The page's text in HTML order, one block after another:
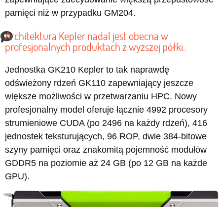
pamięci niż w przypadku GM204.
Architektura Kepler nadal jest obecna w
profesjonalnych produktach z wyższej półki.
Jednostka GK210 Kepler to tak naprawdę
odświeżony rdzeń GK110 zapewniający jeszcze
większe możliwości w przetwarzaniu HPC. Nowy
profesjonalny model oferuje łącznie 4992 procesory
strumieniowe CUDA (po 2496 na każdy rdzeń), 416
jednostek teksturujących, 96 ROP, dwie 384-bitowe
szyny pamięci oraz znakomitą pojemność modułów
GDDR5 na poziomie aż 24 GB (po 12 GB na każde
GPU).